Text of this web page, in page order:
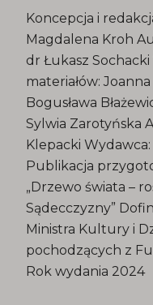
Koncepcja i
Magdalena Kroh
dr Łukasz
materiałów:
Bogusława
Sylwia Zarotyńska
Klepacki
Publikacja
„Drzewo świata –
Sądecczyzny”
Ministra Kultury i
pochodzących z
Rok wydania 2024